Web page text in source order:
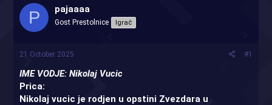
a
d
t
e
r
t
a
P pajaaaa
Gost Prestolnice Igrač
21 October 2025 #1
IME VODJE: Nikolaj Vucic
Prica:
Nikolaj vucic je rodjen u opstini Zvezdara u